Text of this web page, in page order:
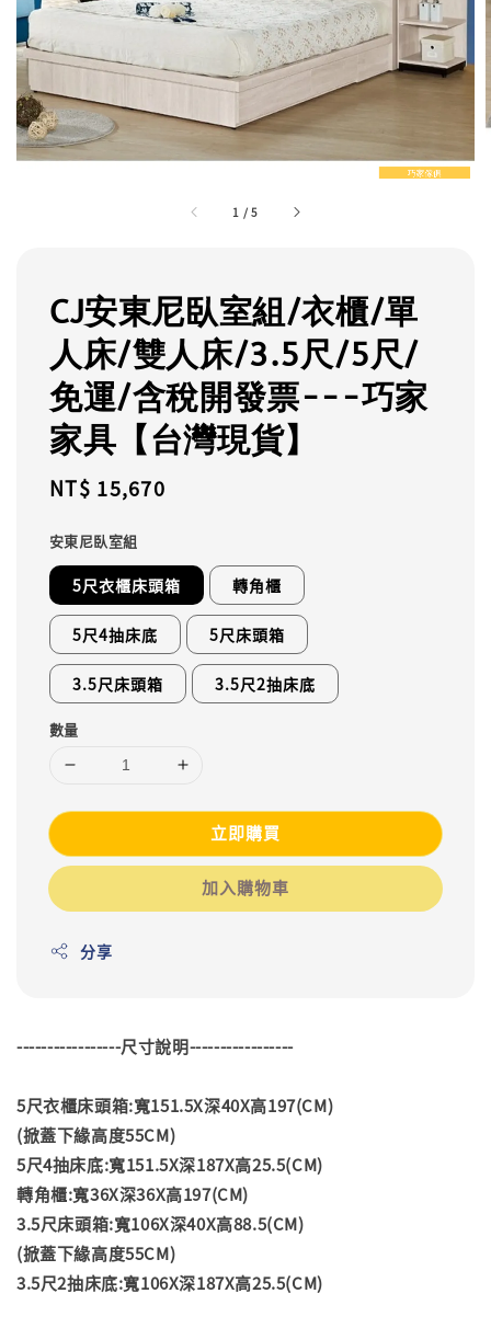
1 /5
CJ安東尼臥室組/衣櫃/單
人床/雙人床/3.5尺/5尺/
免運/含稅開發票---巧家
家具【台灣現貨】
Regular
NT$ 15,670
安東尼臥室組
5尺衣櫃床頭箱 轉角櫃
5尺4抽床底 5尺床頭箱
3.5尺床頭箱 3.5尺2抽床底
數量
立即購買
加入購物車
分享
-----------------尺寸說明-----------------
5尺衣櫃床頭箱:寬151.5X深40X高197(CM)
(掀蓋下緣高度55CM)
5尺4抽床底:寬151.5X深187X高25.5(CM)
轉角櫃:寬36X深36X高197(CM)
3.5尺床頭箱:寬106X深40X高88.5(CM)
(掀蓋下緣高度55CM)
3.5尺2抽床底:寬106X深187X高25.5(CM)